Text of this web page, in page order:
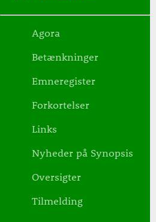
Agora
Betænkninger
Emneregister
Forkortelser
Links
Nyheder på Synopsis
Oversigter
Tilmelding